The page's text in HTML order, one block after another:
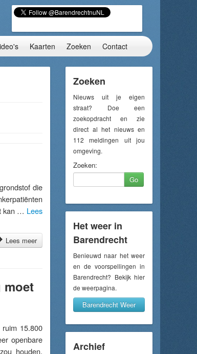
Kaarten Zoeken Contact
die
kan … Lees
Lees meer
moet
15.800
openbare
houden.
Zoeken
Nieuws uit je eigen
straat? Doe een
zoekopdracht en zie
direct al het nieuws en
112 meldingen uit jou
omgeving.
Zoeken:
Go
Het weer in
Barendrecht
Benieuwd naar het weer
en de voorspellingen in
Barendrecht? Bekijk hier
de weerpagina.
Barendrecht Weer
Archief